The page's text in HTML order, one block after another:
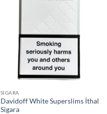
SIGARA
Davidoff White Superslims İthal
Sigara